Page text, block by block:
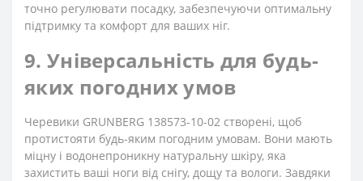
точно регулювати посадку, забезпечуючи оптимальну
підтримку та комфорт для ваших ніг.
9. Універсальність для будь-
яких погодних умов
Черевики GRUNBERG 138573-10-02 створені, щоб
протистояти будь-яким погодним умовам. Вони мають
міцну і водонепроникну натуральну шкіру, яка
захистить ваші ноги від снігу, дощу та вологи. Завдяки